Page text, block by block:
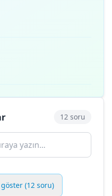
12 soru
(12 soru)